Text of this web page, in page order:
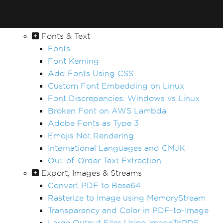
Fonts & Text
Fonts
Font Kerning
Add Fonts Using CSS
Custom Font Embedding on Linux
Font Discrepancies: Windows vs Linux
Broken Font on AWS Lambda
Adobe Fonts as Type 3
Emojis Not Rendering
International Languages and CMJK
Out-of-Order Text Extraction
Export, Images & Streams
Convert PDF to Base64
Rasterize to Image using MemoryStream
Transparency and Color in PDF-to-Image